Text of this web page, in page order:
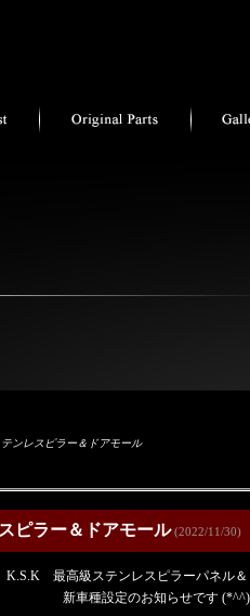
ンレスピラー＆ドアモール
ピラー＆ドアモール(2022/11/30)
K.S.K 最高級ステンレスピラーパネル＆
新車種設定のお知らせです